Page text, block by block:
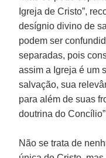
Igreja de Cristo”,
desígnio divino de
podem ser
separadas, pois
assim a Igreja é um
salvação, sua
para além de suas
doutrina do
Não se trata de